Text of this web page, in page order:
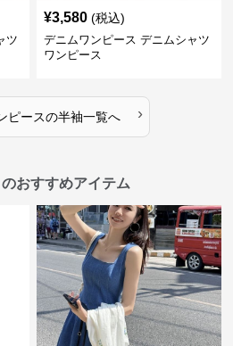
ツ
¥3,580 (税込)
デニムワンピース デニムシャツ
ワンピース
ピースの半袖一覧へ ›
おすすめアイテム